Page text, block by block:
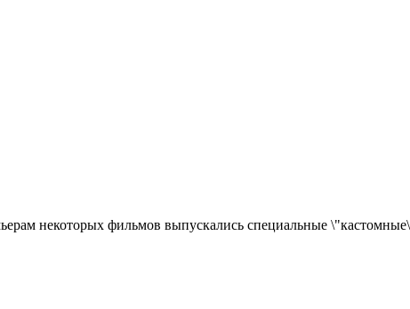
некоторых фильмов выпускались специальные